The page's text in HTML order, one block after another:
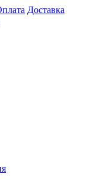
Доставка